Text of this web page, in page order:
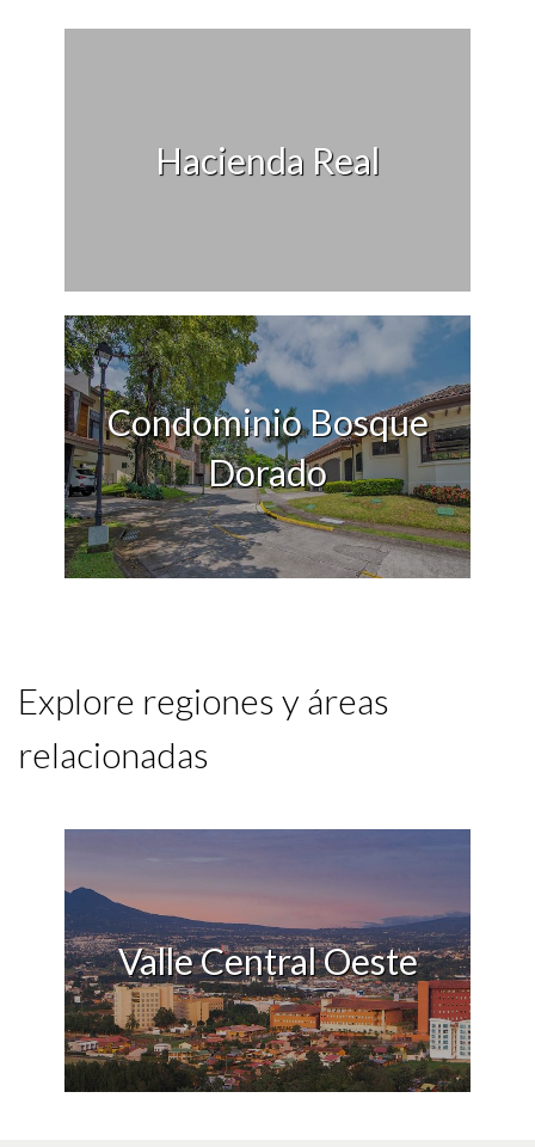
Hacienda Real
Condominio Bosque
Dorado
Explore regiones y áreas
relacionadas
Valle Central Oeste